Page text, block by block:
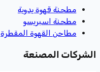
مطحنة قهوة يدوية
مطحنة اسبريسو
مطاحن القهوة المقطرة
الشركات المصنعة